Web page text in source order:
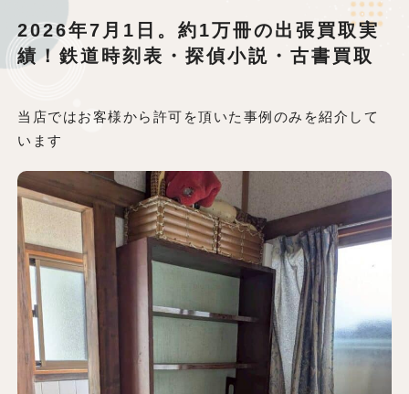
2026年7月1日。約1万冊の出張買取実
績！鉄道時刻表・探偵小説・古書買取
当店ではお客様から許可を頂いた事例のみを紹介して
います